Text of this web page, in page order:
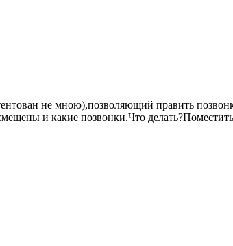
не мною),позволяющий править
и какие позвонки.Что